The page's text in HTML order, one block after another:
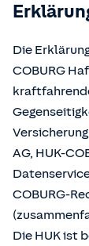
Die
COBURG
AG, HUK-
COBURG-
Die HUK ist